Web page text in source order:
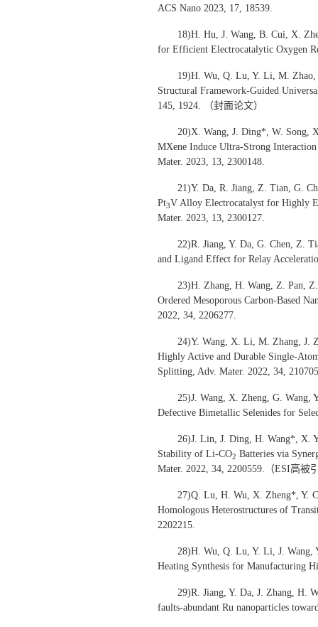
ACS Nano 2023, 17, 18539.
18)H. Hu, J. Wang, B. Cui, X.
for Efficient Electrocatalytic Oxygen
19)H. Wu, Q. Lu, Y. Li, M.
Structural Framework-Guided
145, 1924. （封面论文）
20)X. Wang, J. Ding*, W. Song,
MXene Induce Ultra-Strong
Mater. 2023, 13, 2300148.
21)Y. Da, R. Jiang, Z. Tian, G.
Pt3V Alloy Electrocatalyst for Highly
Mater. 2023, 13, 2300127.
22)R. Jiang, Y. Da, G. Chen, Z.
and Ligand Effect for Relay
23)H. Zhang, H. Wang, Z. Pan,
Ordered Mesoporous Carbon-Based
2022, 34, 2206277.
24)Y. Wang, X. Li, M. Zhang, J.
Highly Active and Durable Single-
Splitting, Adv. Mater. 2022, 34,
25)J. Wang, X. Zheng, G.
Defective Bimetallic Selenides for
26)J. Lin, J. Ding, H. Wang*, X.
Stability of Li-CO2 Batteries via
Mater. 2022, 34, 2200559.（ESI高被
27)Q. Lu, H. Wu, X. Zheng*, Y.
Homologous Heterostructures of
2202215.
28)H. Wu, Q. Lu, Y. Li, J. Wang,
Heating Synthesis for Manufacturing
29)R. Jiang, Y. Da, J. Zhang, H.
faults-abundant Ru nanoparticles